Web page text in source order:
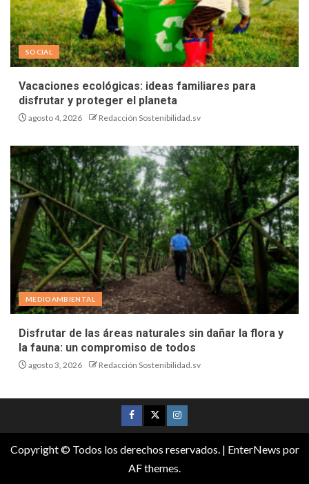
SOCIAL
Vacaciones ecológicas: ideas familiares para
disfrutar y proteger el planeta
agosto 4, 2026 Redacción Sostenibilidad.sv
MEDIOAMBIENTAL
Disfrutar de las áreas naturales sin dañar la flora y
la fauna: un compromiso de todos
agosto 3, 2026 Redacción Sostenibilidad.sv
Copyright © Todos los derechos reservados. | EnterNews por
AF themes.